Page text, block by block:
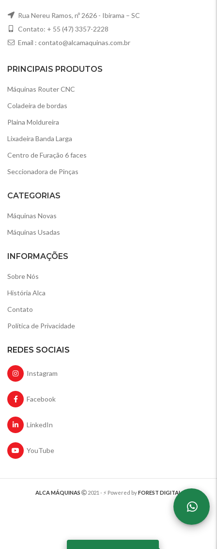
Rua Nereu Ramos, nº 2626 - Ibirama – SC
Contato: + 55 (47) 3357-2228
Email : contato@alcamaquinas.com.br
PRINCIPAIS PRODUTOS
Máquinas Router CNC
Coladeira de bordas
Plaina Moldureira
Lixadeira Banda Larga
Centro de Furação 6 faces
Seccionadora de Pinças
CATEGORIAS
Máquinas Novas
Máquinas Usadas
INFORMAÇÕES
Sobre Nós
História Alca
Contato
Política de Privacidade
REDES SOCIAIS
Instagram
Facebook
LinkedIn
YouTube
ALCA MÁQUINAS 2021 - ⚡️ Powered byFOREST DIGITAL